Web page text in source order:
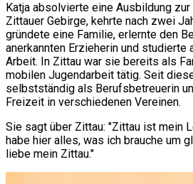
Katja absolvierte eine Ausbildung
Zittauer Gebirge, kehrte nach zwei
gründete eine Familie, erlernte den
anerkannten Erzieherin und studierte
Arbeit. In Zittau war sie bereits als
mobilen Jugendarbeit tätig. Seit
selbstständig als Berufsbetreuerin
Freizeit in verschiedenen Vereinen.
Sie sagt über Zittau: "Zittau ist mein
habe hier alles, was ich brauche um
liebe mein Zittau."